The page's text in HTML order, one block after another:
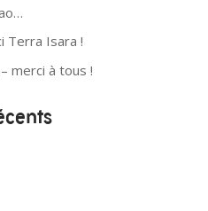
Terra Isara !
merci à tous !